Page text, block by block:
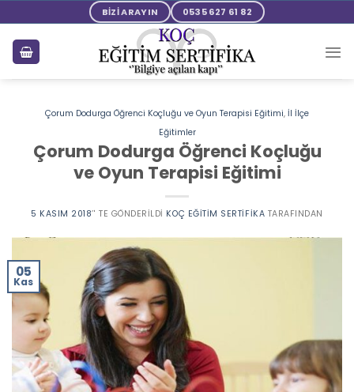
to
content
BİZİ ARAYIN 0535 627 61 82
Çorum Dodurga Öğrenci Koçluğu ve Oyun Terapisi Eğitimi, İl İlçe
Eğitimler
Çorum Dodurga Öğrenci Koçluğu
ve Oyun Terapisi Eğitimi
5 KASIM 2018’' TE GÖNDERILDI KOÇ EĞITIM SERTIFIKA TARAFINDAN
05
Kas